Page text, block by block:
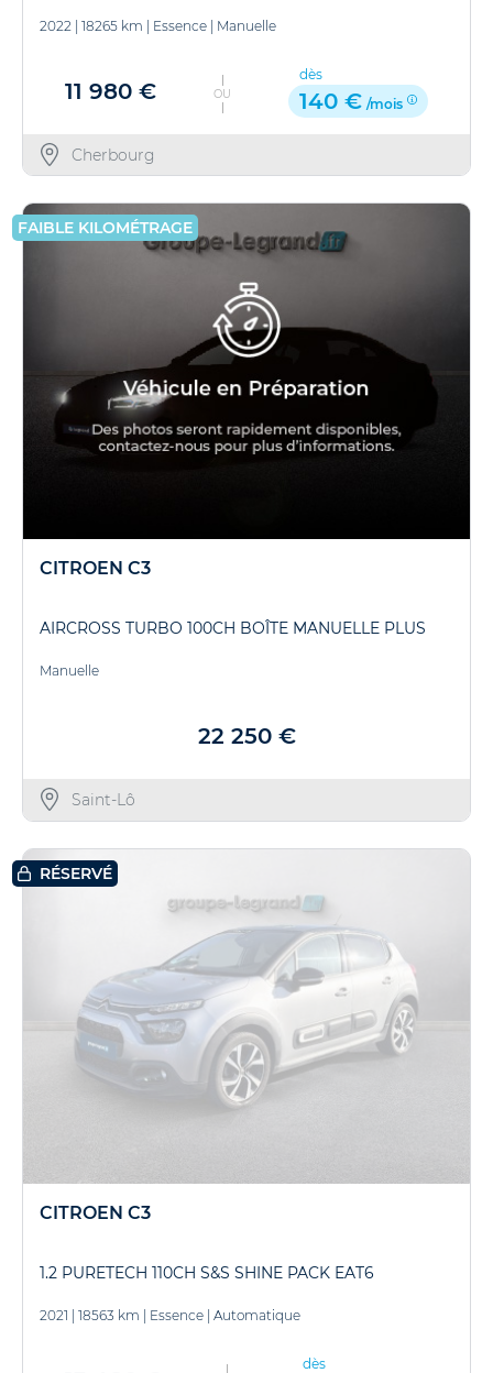
2022 | 18265 km | Essence | Manuelle
11 980 € OU
dès
140 € /mois
Cherbourg
FAIBLE KILOMÉTRAGE
CITROEN C3
AIRCROSS TURBO 100CH BOÎTE MANUELLE PLUS
Manuelle
22 250 €
Saint-Lô
RÉSERVÉ
CITROEN C3
1.2 PURETECH 110CH S&S SHINE PACK EAT6
2021 18563 km Essence Automatique
dès